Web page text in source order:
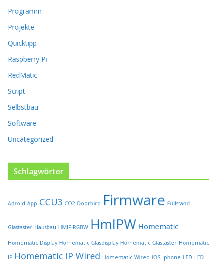
e
n
u
f
e
r
r
d
u
e
t
e
w
h
Programm
Projekte
Quicktipp
Raspberry Pi
RedMatic
Script
Selbstbau
Software
Uncategorized
Schlagwörter
Adroid App CCU3 CO2 Doorbird Firmware Füllstand
Glastaster Hausbau HMIP-RGBW HmIPW Homematic
Homematic Display Homematic Glasdisplay Homematic Glastaster Homematic
IP Homematic IP Wired Homematic Wired IOS Iphone LED LED-